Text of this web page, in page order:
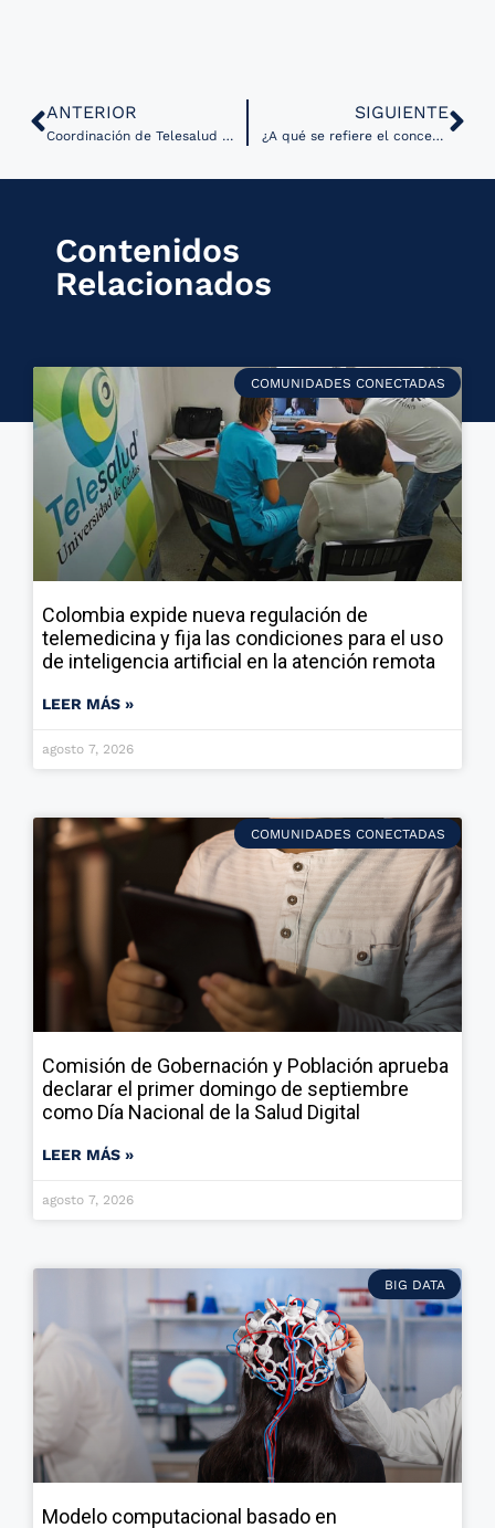
ANTERIOR
Coordinación de Telesalud de Chihuahua presenta resultados del servicio de telepsiquiatría
SIGUIENTE
¿A qué se refiere el concepto cirugía digital?
Contenidos
Relacionados
COMUNIDADES CONECTADAS
Colombia expide nueva regulación de
telemedicina y fija las condiciones para el uso
de inteligencia artificial en la atención remota
LEER MÁS »
agosto 7, 2026
COMUNIDADES CONECTADAS
Comisión de Gobernación y Población aprueba
declarar el primer domingo de septiembre
como Día Nacional de la Salud Digital
LEER MÁS »
agosto 7, 2026
BIG DATA
Modelo computacional basado en